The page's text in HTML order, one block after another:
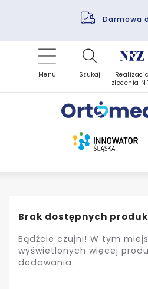
Darmowa
Pomoc
Zrealizuj
Menu Szukaj
Realizacja
zlecenia
Brak dostępnych
Bądźcie czujni! W tym
wyświetlonych więcej
dodawania.